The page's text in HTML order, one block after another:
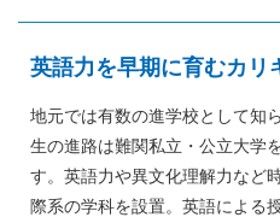
英語力を早期に育むカリ
地元では有数の進学校として知
生の進路は難関私立・公立大学
す。英語力や異文化理解力など
際系の学科を設置。英語による